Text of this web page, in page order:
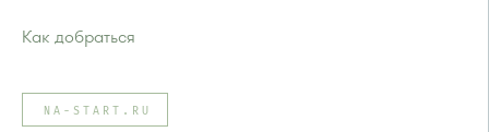
Как добраться
Автобусы № 11, 29.
или до остановки"12 микрорайон "
NA-START.RU